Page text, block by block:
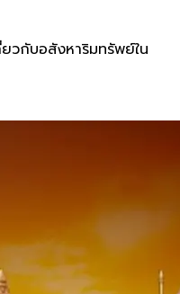
วกับอสังหาริมทรัพย์ใน